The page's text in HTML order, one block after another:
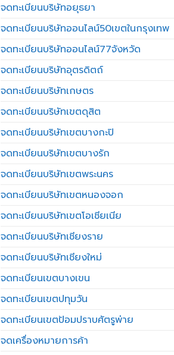
จดทะเบียนบริษัทอยุธยา
จดทะเบียนบริษัทออนไลน์50เขตในกรุงเทพ
จดทะเบียนบริษัทออนไลน์77จังหวัด
จดทะเบียนบริษัทอุตรดิตถ์
จดทะเบียนบริษัทเกษตร
จดทะเบียนบริษัทเขตดุสิต
จดทะเบียนบริษัทเขตบางกะปิ
จดทะเบียนบริษัทเขตบางรัก
จดทะเบียนบริษัทเขตพระนคร
จดทะเบียนบริษัทเขตหนองจอก
จดทะเบียนบริษัทเขตโอเชียเนีย
จดทะเบียนบริษัทเชียงราย
จดทะเบียนบริษัทเชียงใหม่
จดทะเบียนเขตบางเขน
จดทะเบียนเขตปทุมวัน
จดทะเบียนเขตป้อมปราบศัตรูพ่าย
จดเครื่องหมายการค้า